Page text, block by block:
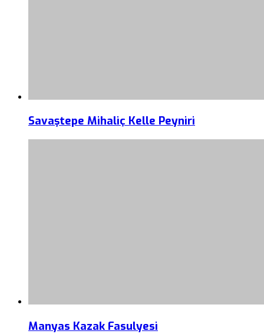
Savaştepe Mihaliç Kelle Peyniri
Manyas Kazak Fasulyesi